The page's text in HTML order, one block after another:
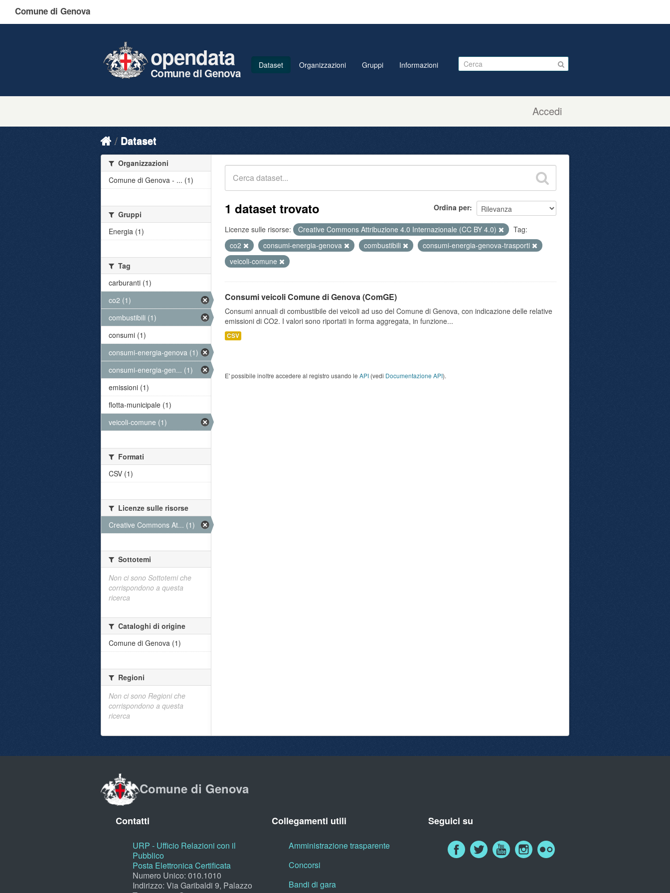
Comune di Genova
Accedi
opendata
Comune di Genova
Dataset Organizzazioni Gruppi Informazioni
Dataset
Ordina per
1 dataset trovato
Licenze sulle risorse: Creative Commons Attribuzione 4.0 Internazionale (CC BY 4.0)
Tag:
co2
consumi-energia-genova combustibili
consumi-energia-genova-trasporti
veicoli-comune
Consumi veicoli Comune di Genova (ComGE)
Consumi annuali di combustibile dei veicoli ad uso del Comune di Genova, con indicazione delle relative
emissioni di CO2. I valori sono riportati in forma aggregata, in funzione...
CSV
E' possibile inoltre accedere al registro usando le API (vedi Documentazione API).
Organizzazioni
Comune di Genova - ... (1)
Gruppi
Energia (1)
Tag
carburanti (1)
co2 (1)
combustibili (1)
consumi (1)
consumi-energia-genova (1)
consumi-energia-gen... (1)
emissioni (1)
flotta-municipale (1)
veicoli-comune (1)
Formati
CSV (1)
Licenze sulle risorse
Creative Commons At... (1)
Sottotemi
Non ci sono Sottotemi che
corrispondono a questa
ricerca
Cataloghi di origine
Comune di Genova (1)
Regioni
Non ci sono Regioni che
corrispondono a questa
ricerca
Comune di Genova
Contatti
URP - Ufficio Relazioni con il
Pubblico
Posta Elettronica Certificata
Numero Unico: 010.1010
Indirizzo: Via Garibaldi 9, Palazzo
Collegamenti utili
Amministrazione trasparente
Concorsi
Bandi di gara
Seguici su